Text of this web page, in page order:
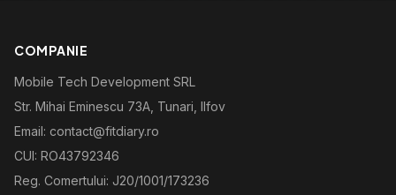
COMPANIE
Mobile Tech Development SRL
Str. Mihai Eminescu 73A, Tunari, Ilfov
Email: contact@fitdiary.ro
CUI: RO43792346
Reg. Comertului: J20/1001/173236